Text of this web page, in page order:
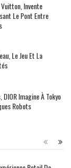
Invente
Le Pont Entre
Le Jeu Et La
Imagine À Tokyo
Robots